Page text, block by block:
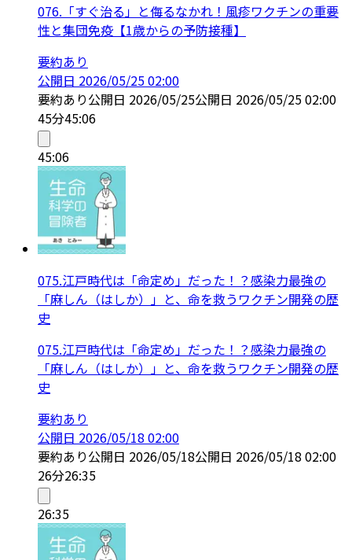
076.「すぐ治る」と侮るなかれ！風疹ワクチンの重要
性と集団免疫【1歳からの予防接種】
要約あり
公開日 2026/05/25 02:00
要約あり公開日 2026/05/25公開日 2026/05/25 02:00
45分45:06
45:06
075.江戸時代は「命定め」だった！？感染力最強の
「麻しん（はしか）」と、命を救うワクチン開発の歴
史
075.江戸時代は「命定め」だった！？感染力最強の
「麻しん（はしか）」と、命を救うワクチン開発の歴
史
要約あり
公開日 2026/05/18 02:00
要約あり公開日 2026/05/18公開日 2026/05/18 02:00
26分26:35
26:35